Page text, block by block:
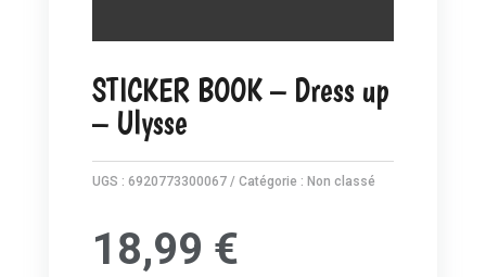
STICKER BOOK – Dress up
– Ulysse
UGS : 6920773300067 Catégorie : Non classé
18,99 €